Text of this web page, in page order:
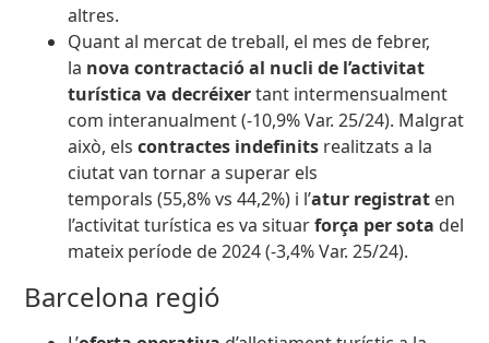
altres.
Quant al mercat de treball, el mes de febrer,
la nova contractació al nucli de l’activitat
turística va decréixertant intermensualment
com interanualment (-10,9% Var. 25/24). Malgrat
això, elscontractes indefinits realitzats a la
ciutat van tornar a superar els
temporals (55,8% vs 44,2%) i l’atur registrat en
l’activitat turística es va situarforça per sota del
mateix període de 2024 (-3,4% Var. 25/24).
Barcelona regió